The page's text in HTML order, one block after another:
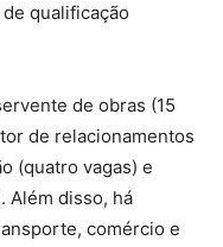
qualificação
de obras (15
de relacionamentos
(quatro vagas) e
Além disso, há
comércio e